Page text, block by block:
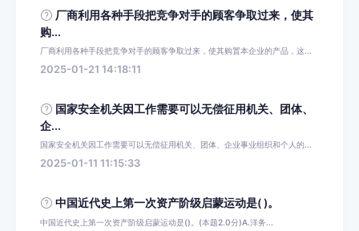
厂商利用各种手段把竞争对手的顾客争取过来，使其
购...
厂商利用各种手段把竞争对手的顾客争取过来，使其购置本企业的产品，这...
2025-01-21 14:18:11
国家安全机关因工作需要可以无偿征用机关、团体、
企...
国家安全机关因工作需要可以无偿征用机关、团体、企业事业组织和个人的...
2025-01-11 11:15:33
中国近代史上第一次资产阶级启蒙运动是( )。
中国近代史上第一次资产阶级启蒙运动是()。(本题2.0分)A.洋务...